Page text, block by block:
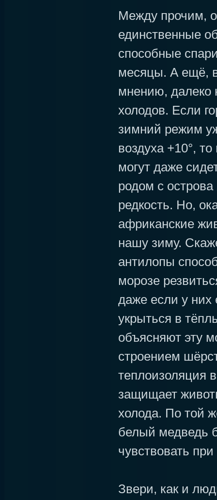
Между прочим,
единственные
способные
месяцы. А ещё,
мнению, далеко
холодов. Если
зимний режим
воздуха +10°,
могут даже
родом с острова
редкость. Но,
африканские
нашу зиму.
антилопы
морозе
даже если у них
укрыться в
объясняют эту
строением
теплоизоляция
защищает
холода. По той
белый медведь
чувствовать
Звери, как и